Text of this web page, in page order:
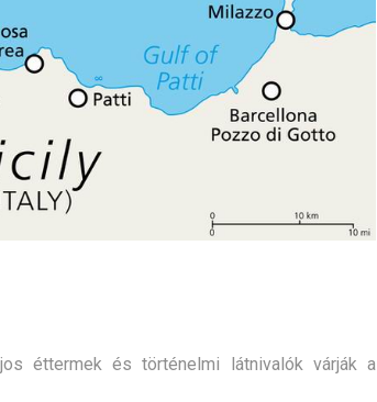
éttermek és történelmi látnivalók várják a